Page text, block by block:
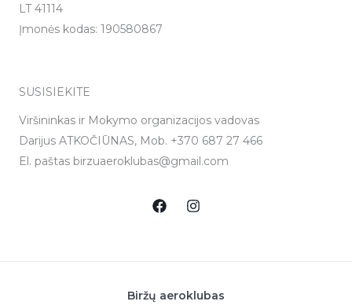
LT 41114
Įmonės kodas: 190580867
SUSISIEKITE
Viršininkas ir Mokymo organizacijos vadovas
Darijus ATKOČIŪNAS, Mob. +370 687 27 466
El. paštas birzuaeroklubas@gmail.com
Biržų aeroklubas